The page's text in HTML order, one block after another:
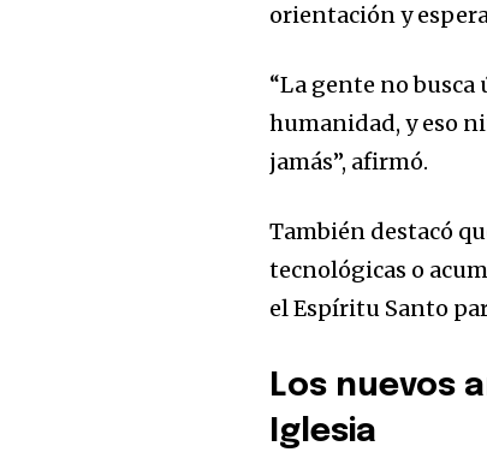
orientación y
“La gente no busca
humanidad, y eso
jamás”, afirmó.
También destacó
tecnológicas o
el Espíritu Santo
Los nuevos
Iglesia